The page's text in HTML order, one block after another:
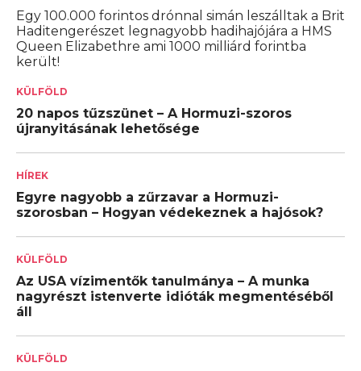
Egy 100.000 forintos drónnal simán leszálltak a Brit
Haditengerészet legnagyobb hadihajójára a HMS
Queen Elizabethre ami 1000 milliárd forintba
került!
KÜLFÖLD
20 napos tűzszünet – A Hormuzi-szoros
újranyitásának lehetősége
HÍREK
Egyre nagyobb a zűrzavar a Hormuzi-
szorosban – Hogyan védekeznek a hajósok?
KÜLFÖLD
Az USA vízimentők tanulmánya – A munka
nagyrészt istenverte idióták megmentéséből
áll
KÜLFÖLD